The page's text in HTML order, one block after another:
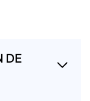
DE